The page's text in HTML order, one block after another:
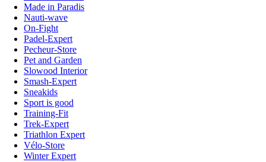
Made in Paradis
Nauti-wave
On-Fight
Padel-Expert
Pecheur-Store
Pet and Garden
Slowood Interior
Smash-Expert
Sneakids
Sport is good
Training-Fit
Trek-Expert
Triathlon Expert
Vélo-Store
Winter Expert